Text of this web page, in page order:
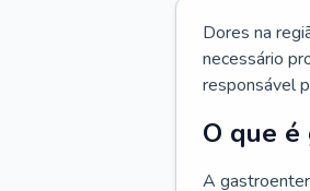
Dores na
necessário
responsável
O que
A